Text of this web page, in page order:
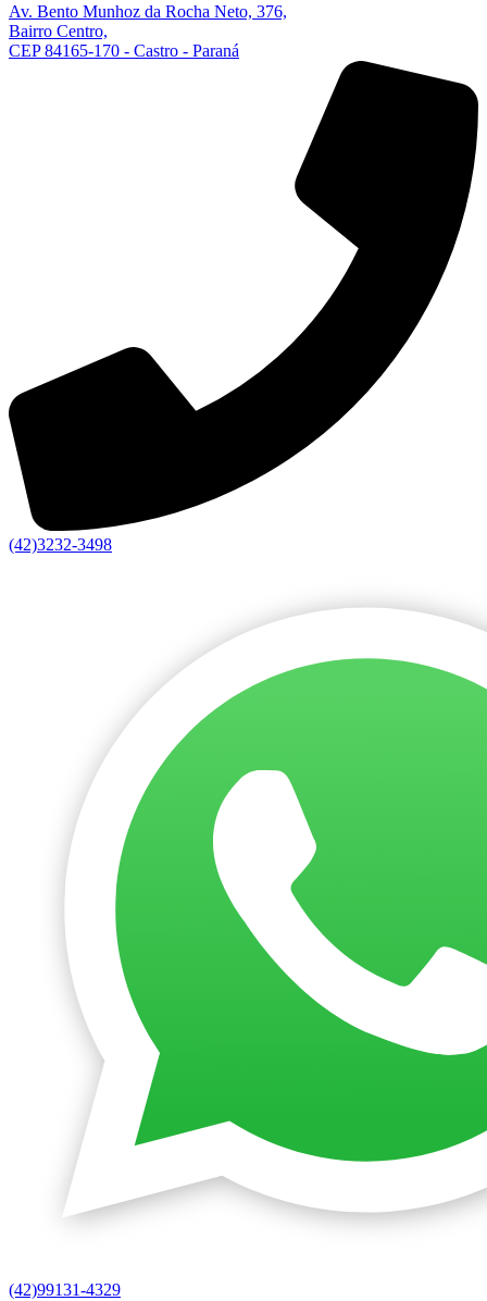
Av. Bento Munhoz da Rocha Neto, 376,
Bairro Centro,
CEP 84165-170 - Castro - Paraná
(42)3232-3498
(42)99131-4329